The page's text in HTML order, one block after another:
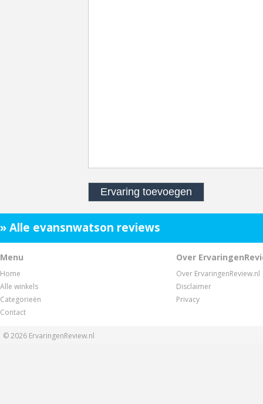
» Alle evansnwatson reviews
Menu
Home
Alle winkels
Categorieën
Contact
Over
Over ErvaringenReview.nl
Disclaimer
Privacy
© 2026 ErvaringenReview.nl